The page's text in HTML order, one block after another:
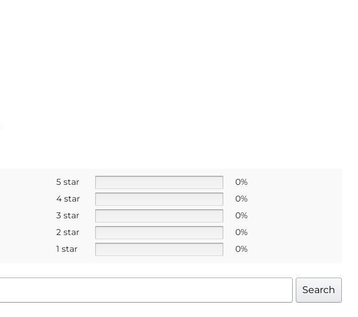
5 star
0%
4 star
0%
3 star
0%
2 star
0%
1 star
0%
Search